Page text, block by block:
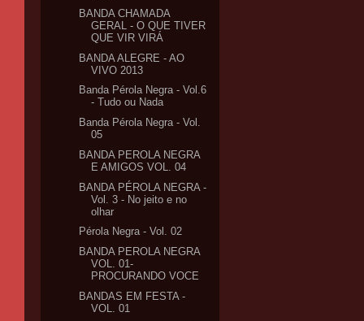
BANDA CHAMADA
GERAL - O QUE TIVER
QUE VIR VIRÁ
BANDA ALEGRE - AO
VIVO 2013
Banda Pérola Negra - Vol.6
- Tudo ou Nada
Banda Pérola Negra - Vol.
05
BANDA PEROLA NEGRA
E AMIGOS VOL. 04
BANDA PÉROLA NEGRA -
Vol. 3 - No jeito e no
olhar
Pérola Negra - Vol. 02
BANDA PEROLA NEGRA
VOL. 01-
PROCURANDO VOCE
BANDAS EM FESTA -
VOL. 01